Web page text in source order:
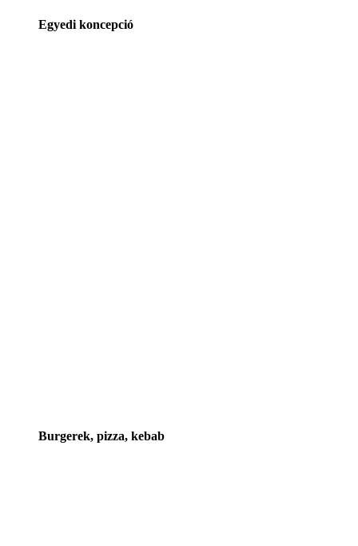
Egyedi koncepció
Burgerek, pizza, kebab